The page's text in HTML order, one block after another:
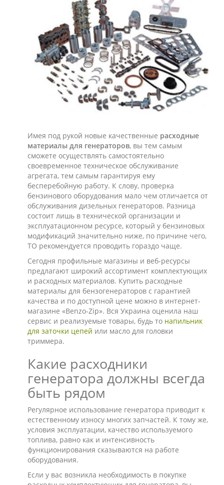
Имея под рукой новые качественные расходные
материалы для генераторов, вы тем самым
сможете осуществлять самостоятельно
своевременное техническое обслуживание
агрегата, тем самым гарантируя ему
бесперебойную работу. К слову, проверка
бензинового оборудования мало чем отличается от
обслуживания дизельных генераторов. Разница
состоит лишь в технической организации и
эксплуатационном ресурсе, который у бензиновых
модификаций значительно ниже, по причине чего,
ТО рекомендуется проводить гораздо чаще.
Сегодня профильные магазины и веб-ресурсы
предлагают широкий ассортимент комплектующих
и расходных материалов. Купить расходные
материалы для бензогенераторов с гарантией
качества и по доступной цене можно в интернет-
магазине «Benzo-Zip». Вся Украина оценила наш
сервис и реализуемые товары, будь то напильник
для заточки цепей или масло для головки
триммера.
Какие расходники
генератора должны всегда
быть рядом
Регулярное использование генератора приводит к
естественному износу многих запчастей. К тому же,
условия эксплуатации, качество используемого
топлива, равно как и интенсивность
функционирования сказываются на работе
оборудования.
Если у вас возникла необходимость в покупке